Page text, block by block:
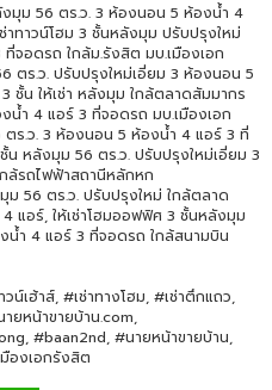
มุม 56 ตร.ว. 3 ห้องนอน 5 ห้องน้ำ 4
าทาวน์โฮม 3 ชั้นหลังมุม ปรับปรุงใหม่
จอดรถ ใกล้ม.รังสิต มบ.เมืองเอก
ตร.ว. ปรับปรุงใหม่เอี่ยม 3 ห้องนอน 5
น ให้เช่า หลังมุม ใกล้ตลาดสัมมากร
น้ำ 4 แอร์ 3 ที่จอดรถ มบ.เมืองเอก
ตร.ว. 3 ห้องนอน 5 ห้องน้ำ 4 แอร์ 3 ที่
น หลังมุม 56 ตร.ว. ปรับปรุงใหม่เอี่ยม 3
ล้รถไฟฟ้าสถานีหลักหก
ม 56 ตร.ว. ปรับปรุงใหม่ ใกล้ตลาด
แอร์, ให้เช่าโฮมออฟฟิศ 3 ชั้นหลังมุม
น้ำ 4 แอร์ 3 ที่จอดรถ ใกล้สนามบิน
น์เฮ้าส์, #เช่าทางโฮม, #เช่าตึกแถว,
ยหน้าขายบ้าน.com,
#baan2nd, #นายหน้าขายบ้าน,
องเอกรังสิต